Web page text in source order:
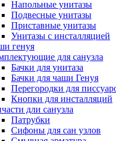
Напольные унитазы
Подвесные унитазы
Приставные унитазы
Унитазы с инсталляцией
генуя
для санузла
Бачки для унитаза
Бачки для чаши Генуя
Перегородки для
Кнопки для инсталляций
дли санузла
Патрубки
Сифоны для сан узлов